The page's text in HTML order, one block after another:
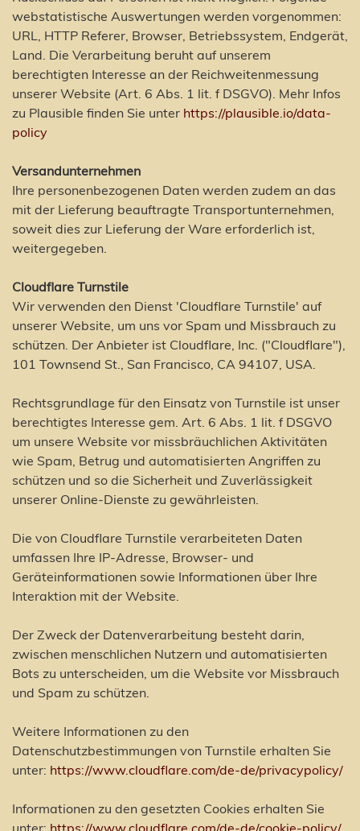
webstatistische Auswertungen werden vorgenommen:
URL, HTTP Referer, Browser, Betriebssystem, Endgerät,
Land. Die Verarbeitung beruht auf unserem
berechtigten Interesse an der Reichweitenmessung
unserer Website (Art. 6 Abs. 1 lit. f DSGVO). Mehr Infos
zu Plausible finden Sie unter https://plausible.io/data-
policy
Versandunternehmen
Ihre personenbezogenen Daten werden zudem an das
mit der Lieferung beauftragte Transportunternehmen,
soweit dies zur Lieferung der Ware erforderlich ist,
weitergegeben.
Cloudflare Turnstile
Wir verwenden den Dienst 'Cloudflare Turnstile' auf
unserer Website, um uns vor Spam und Missbrauch zu
schützen. Der Anbieter ist Cloudflare, Inc. ("Cloudflare"),
101 Townsend St., San Francisco, CA 94107, USA.
Rechtsgrundlage für den Einsatz von Turnstile ist unser
berechtigtes Interesse gem. Art. 6 Abs. 1 lit. f DSGVO
um unsere Website vor missbräuchlichen Aktivitäten
wie Spam, Betrug und automatisierten Angriffen zu
schützen und so die Sicherheit und Zuverlässigkeit
unserer Online-Dienste zu gewährleisten.
Die von Cloudflare Turnstile verarbeiteten Daten
umfassen Ihre IP-Adresse, Browser- und
Geräteinformationen sowie Informationen über Ihre
Interaktion mit der Website.
Der Zweck der Datenverarbeitung besteht darin,
zwischen menschlichen Nutzern und automatisierten
Bots zu unterscheiden, um die Website vor Missbrauch
und Spam zu schützen.
Weitere Informationen zu den
Datenschutzbestimmungen von Turnstile erhalten Sie
unter: https://www.cloudflare.com/de-de/privacypolicy/
Informationen zu den gesetzten Cookies erhalten Sie